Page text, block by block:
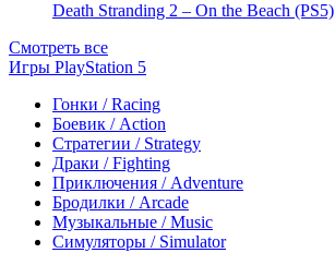
Death Stranding 2 – On the Beach (PS5)
Смотреть все
Игры PlayStation 5
Гонки / Racing
Боевик / Action
Стратегии / Strategy
Драки / Fighting
Приключения / Adventure
Бродилки / Arcade
Музыкальные / Music
Симуляторы / Simulator